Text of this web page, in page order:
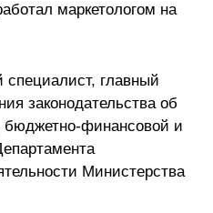
маркетологом на
главный
законодательства об
бюджетно-финансовой и
Министерства